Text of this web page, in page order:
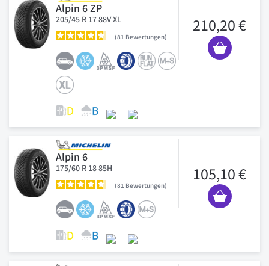
Alpin 6 ZP
205/45 R 17 88V XL
81 Bewertungen
210,20 €
Alpin 6
175/60 R 18 85H
81 Bewertungen
105,10 €